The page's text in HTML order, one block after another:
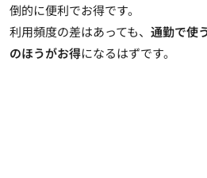
倒的に便利でお得です。
利用頻度の差はあっても、 通勤で使
のほうがお得になるはずです。